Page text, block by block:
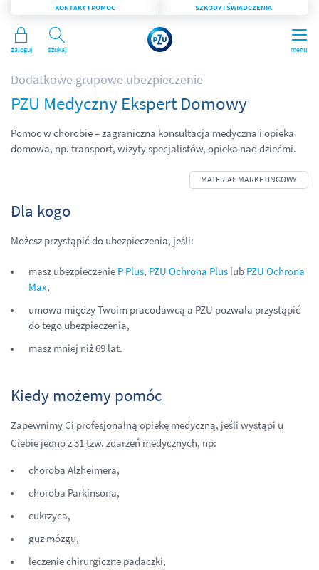
menu
Szukaj
KONTAKT I POMOC SZKODY I ŚWIADCZENIA
Zaloguj
Dodatkowe grupowe ubezpieczenie
PZU Medyczny Ekspert Domowy
Pomoc w chorobie – zagraniczna konsultacja medyczna i opieka
domowa, np. transport, wizyty specjalistów, opieka nad dziećmi.
Dla kogo
Możesz przystąpić do ubezpieczenia, jeśli:
masz ubezpieczenie P Plus, PZU Ochrona Plus lub PZU Ochrona
Max,
umowa między Twoim pracodawcą a PZU pozwala przystąpić
do tego ubezpieczenia,
masz mniej niż 69 lat.
Kiedy możemy pomóc
Zapewnimy Ci profesjonalną opiekę medyczną, jeśli wystąpi u
Ciebie jedno z 31 tzw. zdarzeń medycznych, np:
choroba Alzheimera,
choroba Parkinsona,
cukrzyca,
guz mózgu,
leczenie chirurgiczne padaczki,